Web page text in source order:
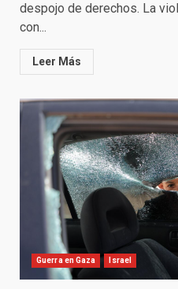
despojo de derechos. La
con...
Leer Más
Guerra en Gaza Israel